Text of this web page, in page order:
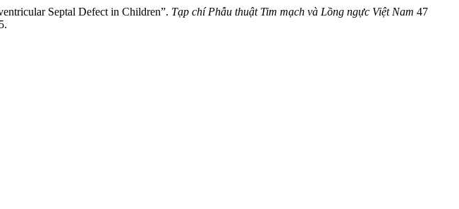
Septal Defect in Children”. Tạp chí Phẫu thuật Tim mạch và Lồng ngực Việt Nam 47